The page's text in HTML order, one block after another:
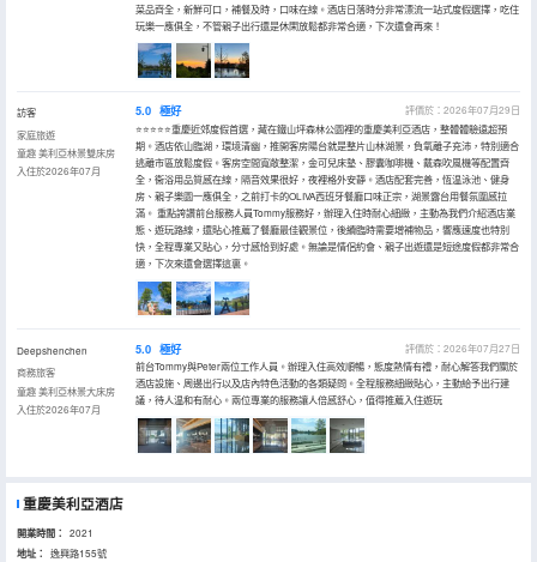
菜品齊全，新鮮可口，補餐及時，口味在線。酒店日落時分非常漂流一站式度假選擇，吃住
玩樂一應俱全，不管親子出行還是休閑放鬆都非常合適，下次還會再來！
訪客
家庭旅遊
童趣 美利亞林景雙床房
入住於2026年07月
5.0 極好
評價於：2026年07月29日
⭐⭐⭐⭐⭐重慶近郊度假首選，藏在鐵山坪森林公園裡的重慶美利亞酒店，整體體驗遠超預
期。酒店依山臨湖，環境清幽，推開客房陽台就是整片山林湖景，負氧離子充沛，特別適合
逃離市區放鬆度假。客房空間寬敞整潔，金可兒床墊、膠囊咖啡機、戴森吹風機等配置齊
全，衞浴用品質感在線，隔音效果很好，夜裡格外安靜。酒店配套完善，恆温泳池、健身
房、親子樂園一應俱全，之前打卡的OLIVA西班牙餐廳口味正宗，湖景露台用餐氛圍感拉
滿。 重點誇讚前台服務人員Tommy服務好，辦理入住時耐心細緻，主動為我們介紹酒店業
態、遊玩路線，還貼心推薦了餐廳最佳觀景位，後續臨時需要增補物品，響應速度也特別
快，全程專業又貼心，分寸感恰到好處。無論是情侶約會、親子出遊還是短途度假都非常合
適，下次來還會選擇這裏。
Deepshenchen
商務旅客
童趣 美利亞林景大床房
入住於2026年07月
5.0 極好
評價於：2026年07月27日
前台Tommy與Peter兩位工作人員。辦理入住高效順暢，態度熱情有禮，耐心解答我們關於
酒店設施、周邊出行以及店內特色活動的各類疑問。全程服務細緻貼心，主動給予出行建
議，待人温和有耐心。兩位專業的服務讓人倍感舒心，值得推薦入住遊玩
重慶美利亞酒店
開業時間： 2021
地址：
逸興路155號